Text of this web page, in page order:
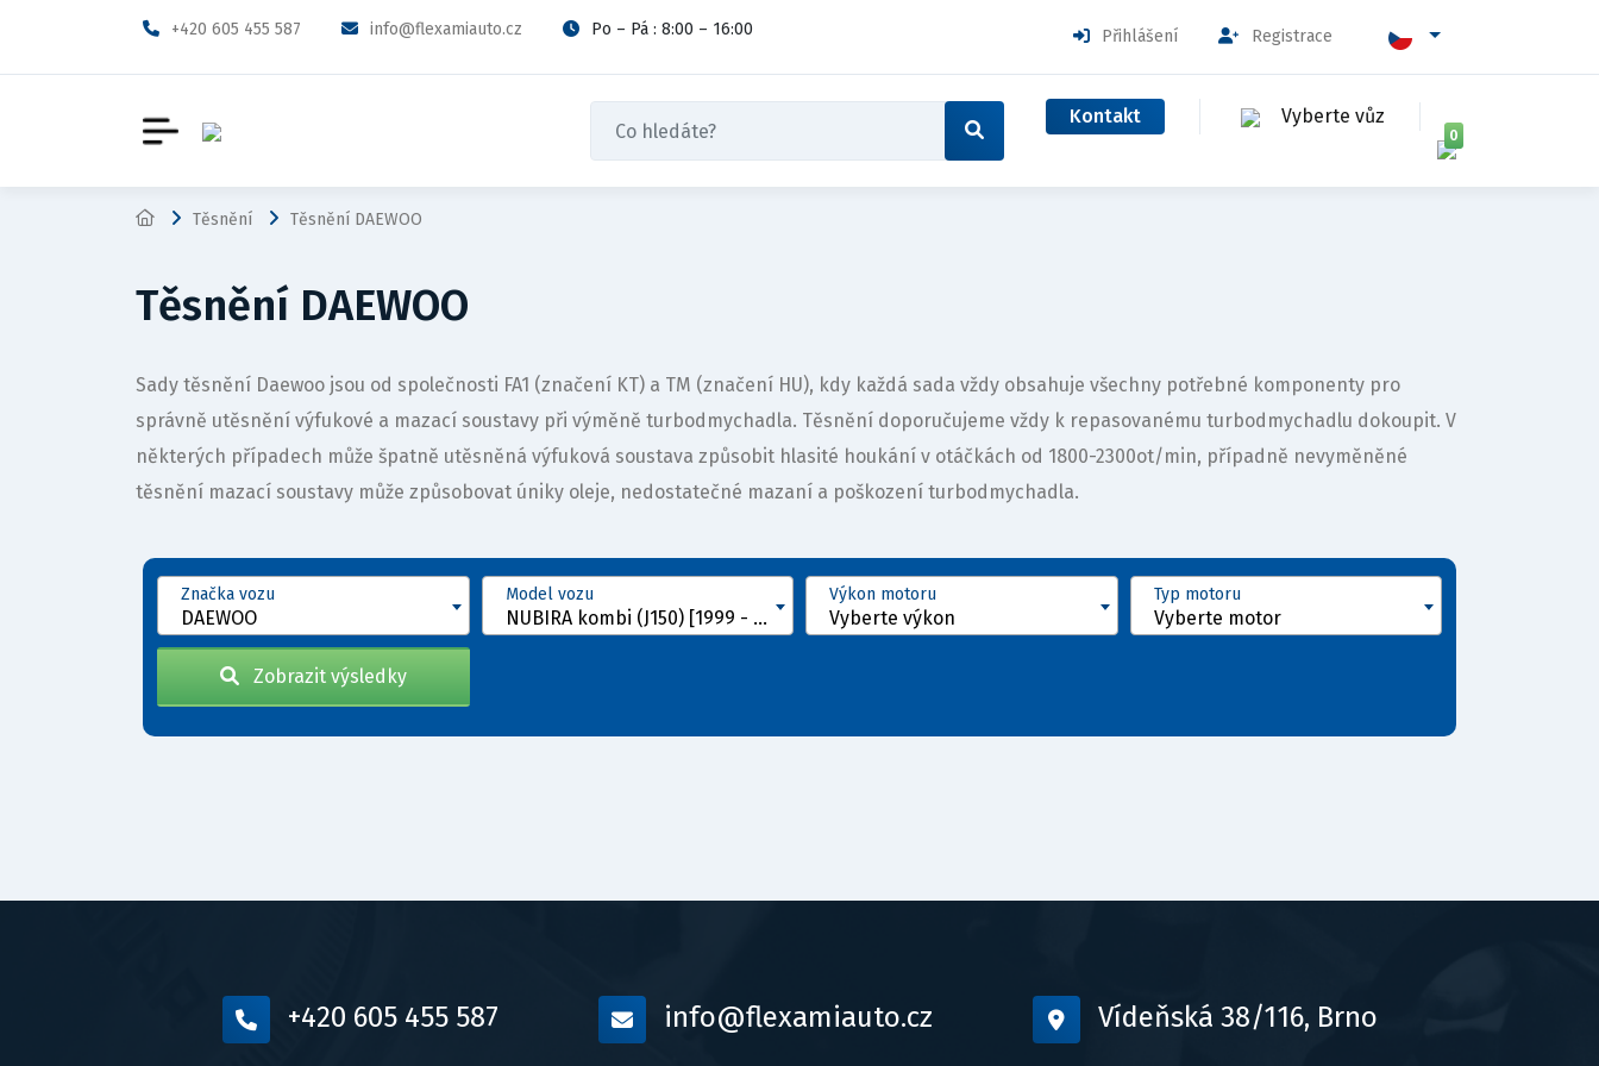
+420 605 455 587 info@flexamiauto.cz Po – Pá : 8:00 – 16:00 Přihlášení Registrace
Kontakt Vyberte vůz
0
Těsnění Těsnění DAEWOO
Těsnění DAEWOO
Sady těsnění Daewoo jsou od společnosti FA1 (značení KT) a TM (značení HU), kdy každá sada vždy obsahuje všechny potřebné komponenty pro
správně utěsnění výfukové a mazací soustavy při výměně turbodmychadla. Těsnění doporučujeme vždy k repasovanému turbodmychadlu dokoupit. V
některých případech může špatně utěsněná výfuková soustava způsobit hlasité houkání v otáčkách od 1800-2300ot/min, případně nevyměněné
těsnění mazací soustavy může způsobovat úniky oleje, nedostatečné mazaní a poškození turbodmychadla.
DAEWOO
Značka vozu
NUBIRA kombi (J150) [1999 - 2002]
Model vozu
Vyberte výkon
Výkon motoru
Vyberte motor
Typ motoru
Zobrazit výsledky
+420 605 455 587 info@flexamiauto.cz Vídeňská 38/116, Brno